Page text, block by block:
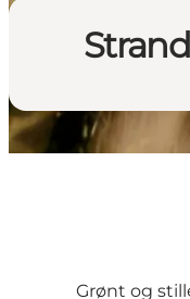
Grønt og